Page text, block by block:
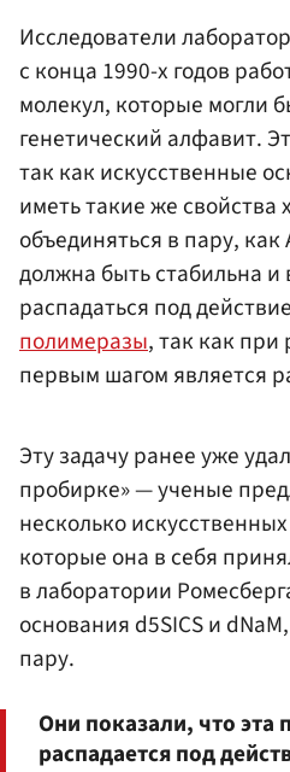
Исследователи
с конца 1990-х годов
молекул, которые могли
генетический алфавит.
так как искусственные
иметь такие же свойства
объединяться в пару, как
должна быть стабильна и
распадаться под
полимеразы, так как
первым шагом является
Эту задачу ранее уже
пробирке» — ученые
несколько
которые она в себя
в лаборатории
основания d5SICS и
пару.
Они показали, что эта
распадается под